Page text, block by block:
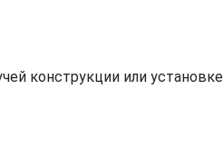
конструкции или